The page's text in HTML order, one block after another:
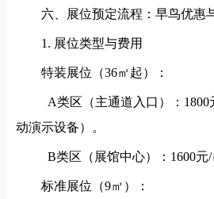
六、展位预定流程：早鸟优惠
1. 展位类型与费用
特装展位（36㎡起）：
A类区（主通道入口）：1800
动演示设备）。
B类区（展馆中心）：1600元/
标准展位（9㎡）：